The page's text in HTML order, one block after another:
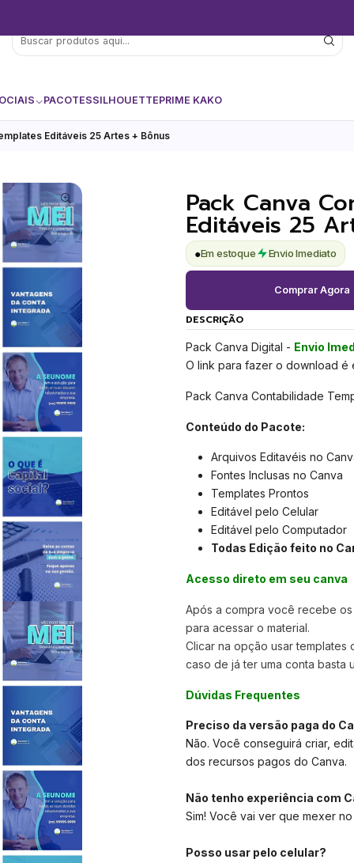
PACOTESSILHOUETTEPRIME KAKO
Editáveis 25 Artes + Bônus
Pack Canva
Editáveis 25
●Em estoque Envio Imediato
Comprar Agora
DESCRIÇÃO
Pack Canva Digital - Envio
O link para fazer o download é
Pack Canva Contabilidade
Conteúdo do Pacote:
Arquivos Editavéis no
Fontes Inclusas no Canva
Templates Prontos
Editável pelo Celular
Editável pelo Computador
Todas Edição feito no
Acesso direto em seu canva
Após a compra você recebe
para acessar o material.
Clicar na opção usar templates
caso de já ter uma conta basta
Dúvidas Frequentes
Preciso da versão paga do
Não. Você conseguirá criar,
dos recursos pagos do Canva.
Não tenho experiência com
Sim! Você vai ver que mexer
Posso usar pelo celular?